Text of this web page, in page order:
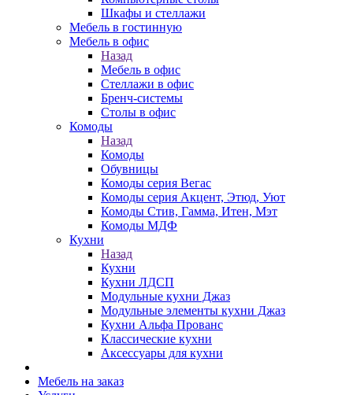
Шкафы и стеллажи
Мебель в гостинную
Мебель в офис
Назад
Мебель в офис
Стеллажи в офис
Бренч-системы
Столы в офис
Комоды
Назад
Комоды
Обувницы
Комоды серия Вегас
Комоды серия Акцент, Этюд, Уют
Комоды Стив, Гамма, Итен, Мэт
Комоды МДФ
Кухни
Назад
Кухни
Кухни ЛДСП
Модульные кухни Джаз
Модульные элементы кухни Джаз
Кухни Альфа Прованс
Классические кухни
Аксессуары для кухни
Мебель на заказ